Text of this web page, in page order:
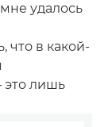
удалось
что в какой-
это лишь